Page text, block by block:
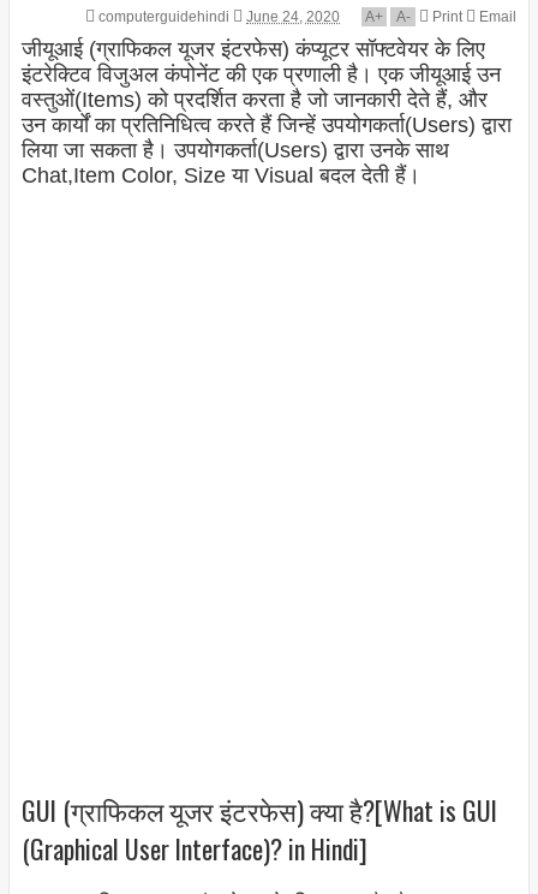
computerguidehindi June 24, 2020 A+ A- Print Email
जीयूआई (ग्राफिकल यूजर इंटरफेस) कंप्यूटर सॉफ्टवेयर के लिए
इंटरेक्टिव विजुअल कंपोनेंट की एक प्रणाली है। एक जीयूआई उन
वस्तुओं(Items) को प्रदर्शित करता है जो जानकारी देते हैं, और
उन कार्यों का प्रतिनिधित्व करते हैं जिन्हें उपयोगकर्ता(Users) द्वारा
लिया जा सकता है। उपयोगकर्ता(Users) द्वारा उनके साथ
Chat,Item Color, Size या Visual बदल देती हैं।
GUI (ग्राफिकल यूजर इंटरफेस) क्या है?[What is GUI
(Graphical User Interface)? in Hindi]